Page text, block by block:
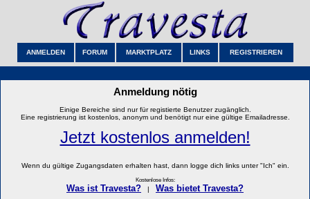
ANMELDEN FORUM MARKTPLATZ LINKS REGISTRIEREN
Anmeldung nötig
Einige Bereiche sind nur für registierte Benutzer zugänglich.
Eine registrierung ist kostenlos, anonym und benötigt nur eine gültige Emailadresse.
Jetzt kostenlos anmelden!
Wenn du gültige Zugangsdaten erhalten hast, dann logge dich links unter "Ich" ein.
Kostenlose Infos:
Was ist Travesta? Was bietet Travesta?